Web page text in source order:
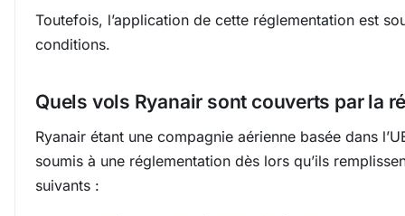
Toutefois, l’application de cette réglementation est
conditions.
Quels vols Ryanair sont couverts par la
Ryanair étant une compagnie aérienne basée dans
soumis à une réglementation dès lors qu’ils
suivants :